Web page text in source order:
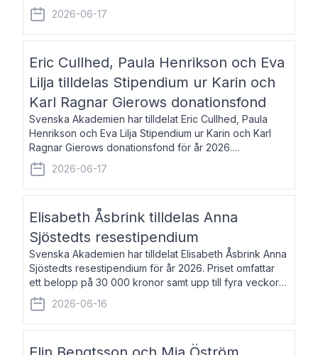
Stenroth och Svante Strandberg. Daniel Boyacioglu,
född 1981, är poet och scenartist. Josef
2026-06-17
Eric Cullhed, Paula Henrikson och Eva
Lilja tilldelas Stipendium ur Karin och
Karl Ragnar Gierows donationsfond
Svenska Akademien har tilldelat Eric Cullhed, Paula
Henrikson och Eva Lilja Stipendium ur Karin och Karl
Ragnar Gierows donationsfond för år 2026.
Stipendiebeloppet är på 70 000 kronor vardera. Eric
Cullhed, född 1985, är professor i grekis
2026-06-17
Elisabeth Åsbrink tilldelas Anna
Sjöstedts resestipendium
Svenska Akademien har tilldelat Elisabeth Åsbrink Anna
Sjöstedts resestipendium för år 2026. Priset omfattar
ett belopp på 30 000 kronor samt upp till fyra veckors
fri vistelse i Akademiens lägenhet i Berlin. Elisabeth
Åsbrink, född 1965 oc
2026-06-16